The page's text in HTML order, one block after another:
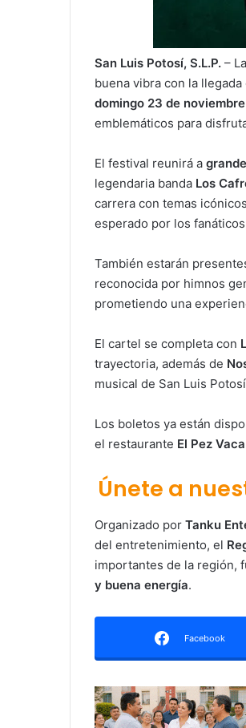
San Luis Potosí, S.L.P. –
buena vibra con la llegada
domingo 23 de noviembre
emblemáticos para
El festival reunirá a
legendaria banda Los
carrera con temas
esperado por los
También estarán
reconocida por himnos
prometiendo una
El cartel se completa con
trayectoria, además de
musical de San Luis
Los boletos ya están
el restaurante El Pez Vaca
Únete a
Organizado por Tanku
del entretenimiento, el
importantes de la región,
y buena energía.
Facebook